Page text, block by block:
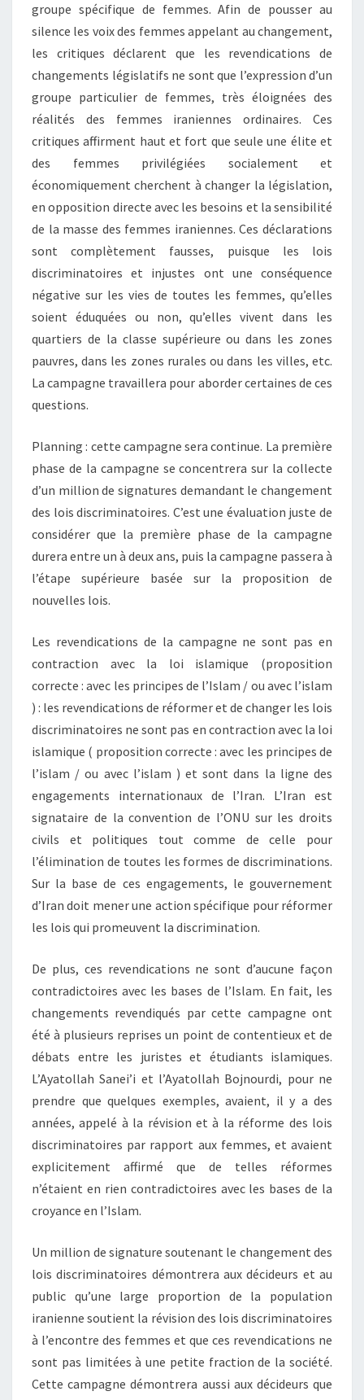
groupe spécifique de femmes. Afin de pousser au
silence les voix des femmes appelant au changement,
les critiques déclarent que les revendications de
changements législatifs ne sont que l’expression d’un
groupe particulier de femmes, très éloignées des
réalités des femmes iraniennes ordinaires. Ces
critiques affirment haut et fort que seule une élite et
des femmes privilégiées socialement et
économiquement cherchent à changer la législation,
en opposition directe avec les besoins et la sensibilité
de la masse des femmes iraniennes. Ces déclarations
sont complètement fausses, puisque les lois
discriminatoires et injustes ont une conséquence
négative sur les vies de toutes les femmes, qu’elles
soient éduquées ou non, qu’elles vivent dans les
quartiers de la classe supérieure ou dans les zones
pauvres, dans les zones rurales ou dans les villes, etc.
La campagne travaillera pour aborder certaines de ces
questions.
Planning : cette campagne sera continue. La première
phase de la campagne se concentrera sur la collecte
d’un million de signatures demandant le changement
des lois discriminatoires. C’est une évaluation juste de
considérer que la première phase de la campagne
durera entre un à deux ans, puis la campagne passera à
l’étape supérieure basée sur la proposition de
nouvelles lois.
Les revendications de la campagne ne sont pas en
contraction avec la loi islamique (proposition
correcte : avec les principes de l’Islam / ou avec l’islam
) : les revendications de réformer et de changer les lois
discriminatoires ne sont pas en contraction avec la loi
islamique ( proposition correcte : avec les principes de
l’islam / ou avec l’islam ) et sont dans la ligne des
engagements internationaux de l’Iran. L’Iran est
signataire de la convention de l’ONU sur les droits
civils et politiques tout comme de celle pour
l’élimination de toutes les formes de discriminations.
Sur la base de ces engagements, le gouvernement
d’Iran doit mener une action spécifique pour réformer
les lois qui promeuvent la discrimination.
De plus, ces revendications ne sont d’aucune façon
contradictoires avec les bases de l’Islam. En fait, les
changements revendiqués par cette campagne ont
été à plusieurs reprises un point de contentieux et de
débats entre les juristes et étudiants islamiques.
L’Ayatollah Sanei’i et l’Ayatollah Bojnourdi, pour ne
prendre que quelques exemples, avaient, il y a des
années, appelé à la révision et à la réforme des lois
discriminatoires par rapport aux femmes, et avaient
explicitement affirmé que de telles réformes
n’étaient en rien contradictoires avec les bases de la
croyance en l’Islam.
Un million de signature soutenant le changement des
lois discriminatoires démontrera aux décideurs et au
public qu’une large proportion de la population
iranienne soutient la révision des lois discriminatoires
à l’encontre des femmes et que ces revendications ne
sont pas limitées à une petite fraction de la société.
Cette campagne démontrera aussi aux décideurs que